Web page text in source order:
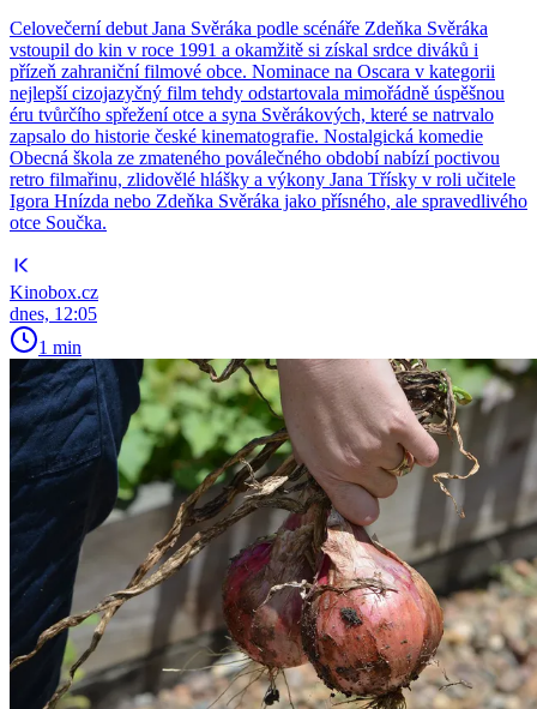
Celovečerní debut Jana Svěráka podle scénáře Zdeňka Svěráka
vstoupil do kin v roce 1991 a okamžitě si získal srdce diváků i
přízeň zahraniční filmové obce. Nominace na Oscara v kategorii
nejlepší cizojazyčný film tehdy odstartovala mimořádně úspěšnou
éru tvůrčího spřežení otce a syna Svěrákových, které se natrvalo
zapsalo do historie české kinematografie. Nostalgická komedie
Obecná škola ze zmateného poválečného období nabízí poctivou
retro filmařinu, zlidovělé hlášky a výkony Jana Třísky v roli učitele
Igora Hnízda nebo Zdeňka Svěráka jako přísného, ale spravedlivého
otce Součka.
Kinobox.cz
dnes, 12:05
1 min